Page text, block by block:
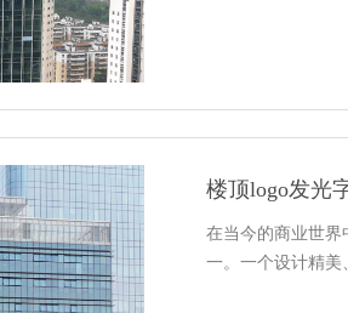
楼顶logo发光
在当今的商业世界
一。一个设计精